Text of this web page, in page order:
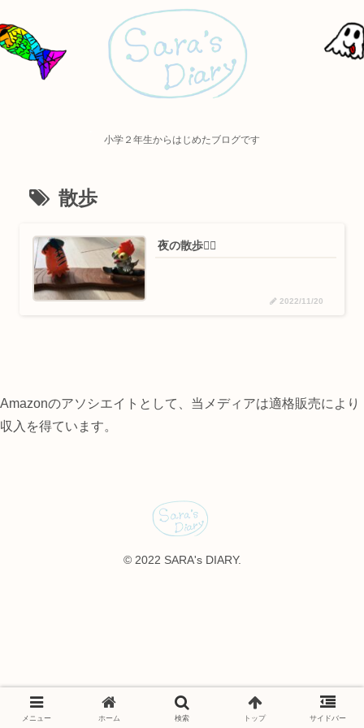
小学２年生からはじめたブログです
散歩
夜の散歩🚶‍♂️
2022/11/20
Amazonのアソシエイトとして、当メディアは適格販売により
収入を得ています。
© 2022 SARA's DIARY.
メニュー ホーム 検索 トップ サイドバー